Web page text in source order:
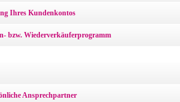
Ihres Kundenkontos
bzw. Wiederverkäuferprogramm
Ansprechpartner